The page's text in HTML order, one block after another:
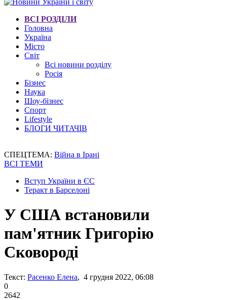
ВСІ РОЗДІЛИ
Головна
Україна
Місто
Світ
Всі новини розділу
Росія
Бізнес
Наука
Шоу-бізнес
Спорт
Lifestyle
БЛОГИ ЧИТАЧІВ
СПЕЦТЕМА: Війна в Ірані
ВСІ ТЕМИ
Вступ України в ЄС
Теракт в Барселоні
У США встановили
пам'ятник Григорію
Сковороді
Текст: Расенко Елена, 4 грудня 2022, 06:08
0
2642